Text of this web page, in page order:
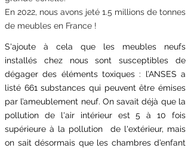
S'ajoute à cela que les meubles neufs
installés chez nous sont susceptibles de
dégager des éléments toxiques : l’ANSES a
listé 661 substances qui peuvent être émises
par l’ameublement neuf. On savait déjà que la
pollution de l'air intérieur est 5 à 10 fois
supérieure à la pollution de l'extérieur, mais
on sait désormais que les chambres d’enfant
En 2022, nous avons jeté 1.5 millions de tonnes
de meubles en France !